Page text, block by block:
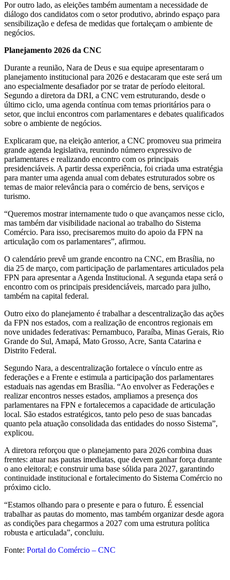
Por outro lado, as eleições também aumentam a necessidade de
diálogo dos candidatos com o setor produtivo, abrindo espaço para
sensibilização e defesa de medidas que fortaleçam o ambiente de
negócios.
Planejamento 2026 da CNC
Durante a reunião, Nara de Deus e sua equipe apresentaram o
planejamento institucional para 2026 e destacaram que este será um
ano especialmente desafiador por se tratar de período eleitoral.
Segundo a diretora da DRI, a CNC vem estruturando, desde o
último ciclo, uma agenda contínua com temas prioritários para o
setor, que inclui encontros com parlamentares e debates qualificados
sobre o ambiente de negócios.
Explicaram que, na eleição anterior, a CNC promoveu sua primeira
grande agenda legislativa, reunindo número expressivo de
parlamentares e realizando encontro com os principais
presidenciáveis. A partir dessa experiência, foi criada uma estratégia
para manter uma agenda anual com debates estruturados sobre os
temas de maior relevância para o comércio de bens, serviços e
turismo.
“Queremos mostrar internamente tudo o que avançamos nesse ciclo,
mas também dar visibilidade nacional ao trabalho do Sistema
Comércio. Para isso, precisaremos muito do apoio da FPN na
articulação com os parlamentares”, afirmou.
O calendário prevê um grande encontro na CNC, em Brasília, no
dia 25 de março, com participação de parlamentares articulados pela
FPN para apresentar a Agenda Institucional. A segunda etapa será o
encontro com os principais presidenciáveis, marcado para julho,
também na capital federal.
Outro eixo do planejamento é trabalhar a descentralização das ações
da FPN nos estados, com a realização de encontros regionais em
nove unidades federativas: Pernambuco, Paraíba, Minas Gerais, Rio
Grande do Sul, Amapá, Mato Grosso, Acre, Santa Catarina e
Distrito Federal.
Segundo Nara, a descentralização fortalece o vínculo entre as
federações e a Frente e estimula a participação dos parlamentares
estaduais nas agendas em Brasília. “Ao envolver as Federações e
realizar encontros nesses estados, ampliamos a presença dos
parlamentares na FPN e fortalecemos a capacidade de articulação
local. São estados estratégicos, tanto pelo peso de suas bancadas
quanto pela atuação consolidada das entidades do nosso Sistema”,
explicou.
A diretora reforçou que o planejamento para 2026 combina duas
frentes: atuar nas pautas imediatas, que devem ganhar força durante
o ano eleitoral; e construir uma base sólida para 2027, garantindo
continuidade institucional e fortalecimento do Sistema Comércio no
próximo ciclo.
“Estamos olhando para o presente e para o futuro. É essencial
trabalhar as pautas do momento, mas também organizar desde agora
as condições para chegarmos a 2027 com uma estrutura política
robusta e articulada”, concluiu.
Fonte: Portal do Comércio – CNC